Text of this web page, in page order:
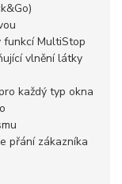
funkcí MultiStop
vlnění látky
každý typ okna
přání zákazníka